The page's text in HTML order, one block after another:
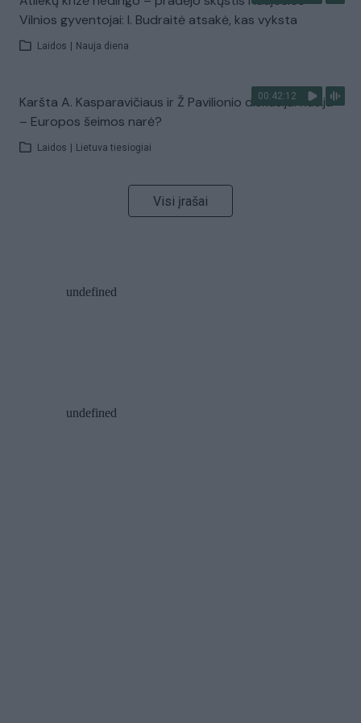
Vilnios gyventojai: I. Budraitė atsakė, kas vyksta
Laidos Nauja diena
00:42:12
Karšta A. Kasparavičiaus ir Ž Pavilionio diskusija: Rusija
– Europos šeimos narė?
Laidos Lietuva tiesiogiai
Visi įrašai